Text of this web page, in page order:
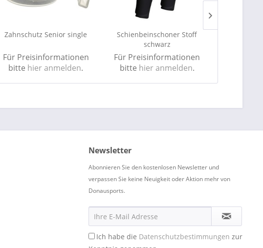
Zahnschutz Senior single
Für Preisinformationen
bitte hier anmelden.
Schienbeinschoner Stoff
schwarz
Für Preisinformationen
bitte hier anmelden.
Newsletter
Abonnieren Sie den kostenlosen Newsletter und
verpassen Sie keine Neuigkeit oder Aktion mehr von
Donausports.
Ich habe die Datenschutzbestimmungen zur